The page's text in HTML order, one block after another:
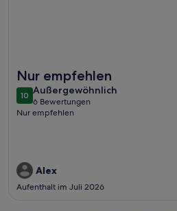
Nur empfehlen
1010 von 10
Außergewöhnlich
außergewöhnlich
6 Bewertungen
(6
bewertungen)
Nur empfehlen
Alex
Aufenthalt im Juli 2026